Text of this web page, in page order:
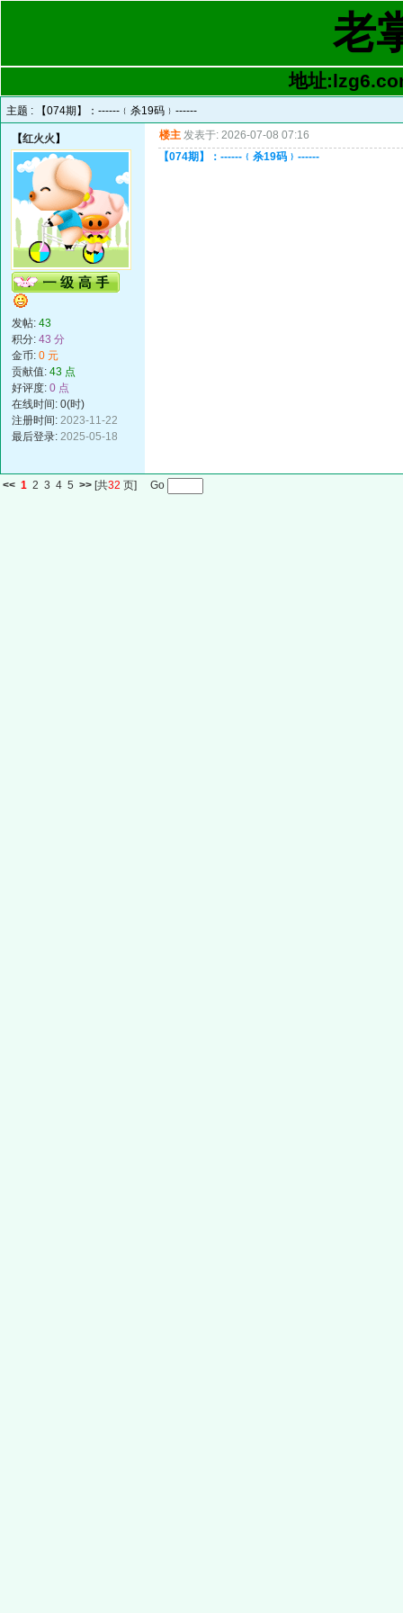
老
地址
主题 : 【074期】：------﹛杀19码﹜------
【红火火 】
发帖: 43
积分: 43 分
金币: 0 元
贡献值: 43 点
好评度: 0 点
在线时间: 0(时)
注册时间: 2023-11-22
最后登录: 2025-05-18
楼主 发表于: 2026-07-08 07:16
【074期】：------﹛杀19码﹜------
<< 1 2 3 4 5 >> [共32 页] Go